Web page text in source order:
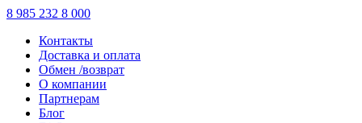
8 985 232 8 000
Контакты
Доставка и оплата
Обмен /возврат
О компании
Партнерам
Блог